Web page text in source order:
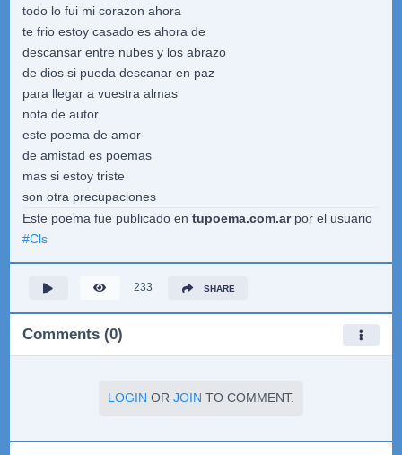
todo lo fui mi corazon ahora
te frio estoy casado es ahora de
descansar entre nubes y los abrazo
de dios si pueda descanar en paz
para llegar a vuestra almas
nota de autor
este poema de amor
de amistad es poemas
mas si estoy triste
son otra precupaciones
Este poema fue publicado en tupoema.com.arpor el usuario
#Cls
233 SHARE
Comments (0)
LOGIN OR JOIN TO COMMENT.